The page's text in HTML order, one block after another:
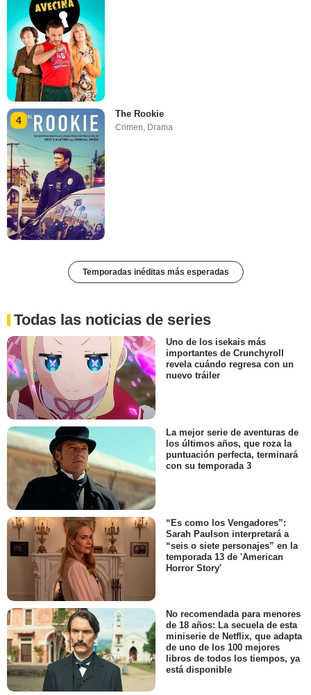
4
The Rookie
Crimen, Drama
Temporadas inéditas más esperadas
Todas las noticias de series
Uno de los isekais más
importantes de Crunchyroll
revela cuándo regresa con un
nuevo tráiler
La mejor serie de aventuras de
los últimos años, que roza la
puntuación perfecta, terminará
con su temporada 3
“Es como los Vengadores”:
Sarah Paulson interpretará a
“seis o siete personajes” en la
temporada 13 de 'American
Horror Story'
No recomendada para menores
de 18 años: La secuela de esta
miniserie de Netflix, que adapta
de uno de los 100 mejores
libros de todos los tiempos, ya
está disponible